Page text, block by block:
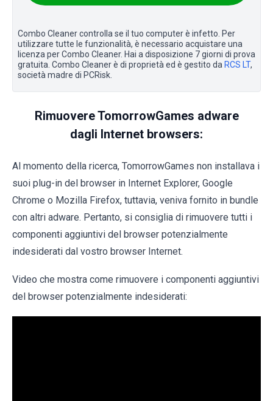
Combo Cleaner controlla se il tuo computer è infetto. Per
utilizzare tutte le funzionalità, è necessario acquistare una
licenza per Combo Cleaner. Hai a disposizione 7 giorni di prova
gratuita. Combo Cleaner è di proprietà ed è gestito da RCS LT,
società madre di PCRisk.
Rimuovere TomorrowGames adware
dagli Internet browsers:
Al momento della ricerca, TomorrowGames non installava i
suoi plug-in del browser in Internet Explorer, Google
Chrome o Mozilla Firefox, tuttavia, veniva fornito in bundle
con altri adware. Pertanto, si consiglia di rimuovere tutti i
componenti aggiuntivi del browser potenzialmente
indesiderati dal vostro browser Internet.
Video che mostra come rimuovere i componenti aggiuntivi
del browser potenzialmente indesiderati: